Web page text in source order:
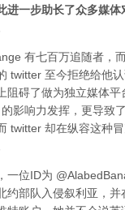
进一步助长了众多媒体
有七百万追随者，
twitter 至今拒绝给他
阻碍了做为独立媒体平
影响力发挥，更导致
twitter 却在纵容这种冒
一位ID为
约部队入侵叙利亚，并